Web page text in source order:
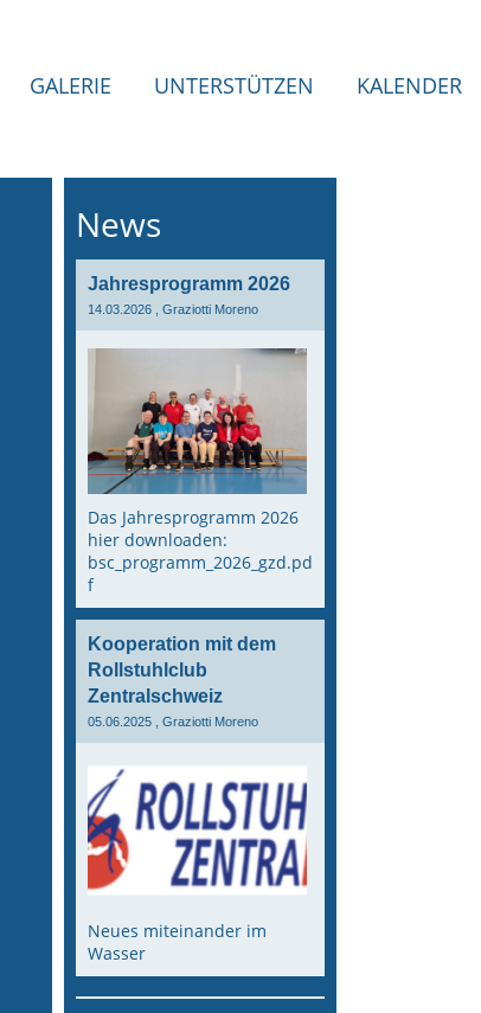
GALERIE UNTERSTÜTZEN KALENDER
News
Jahresprogramm 2026
14.03.2026 , Graziotti Moreno
Das Jahresprogramm 2026
hier downloaden:
bsc_programm_2026_gzd.pd
f
Kooperation mit dem
Rollstuhlclub
Zentralschweiz
05.06.2025 , Graziotti Moreno
Neues miteinander im
Wasser